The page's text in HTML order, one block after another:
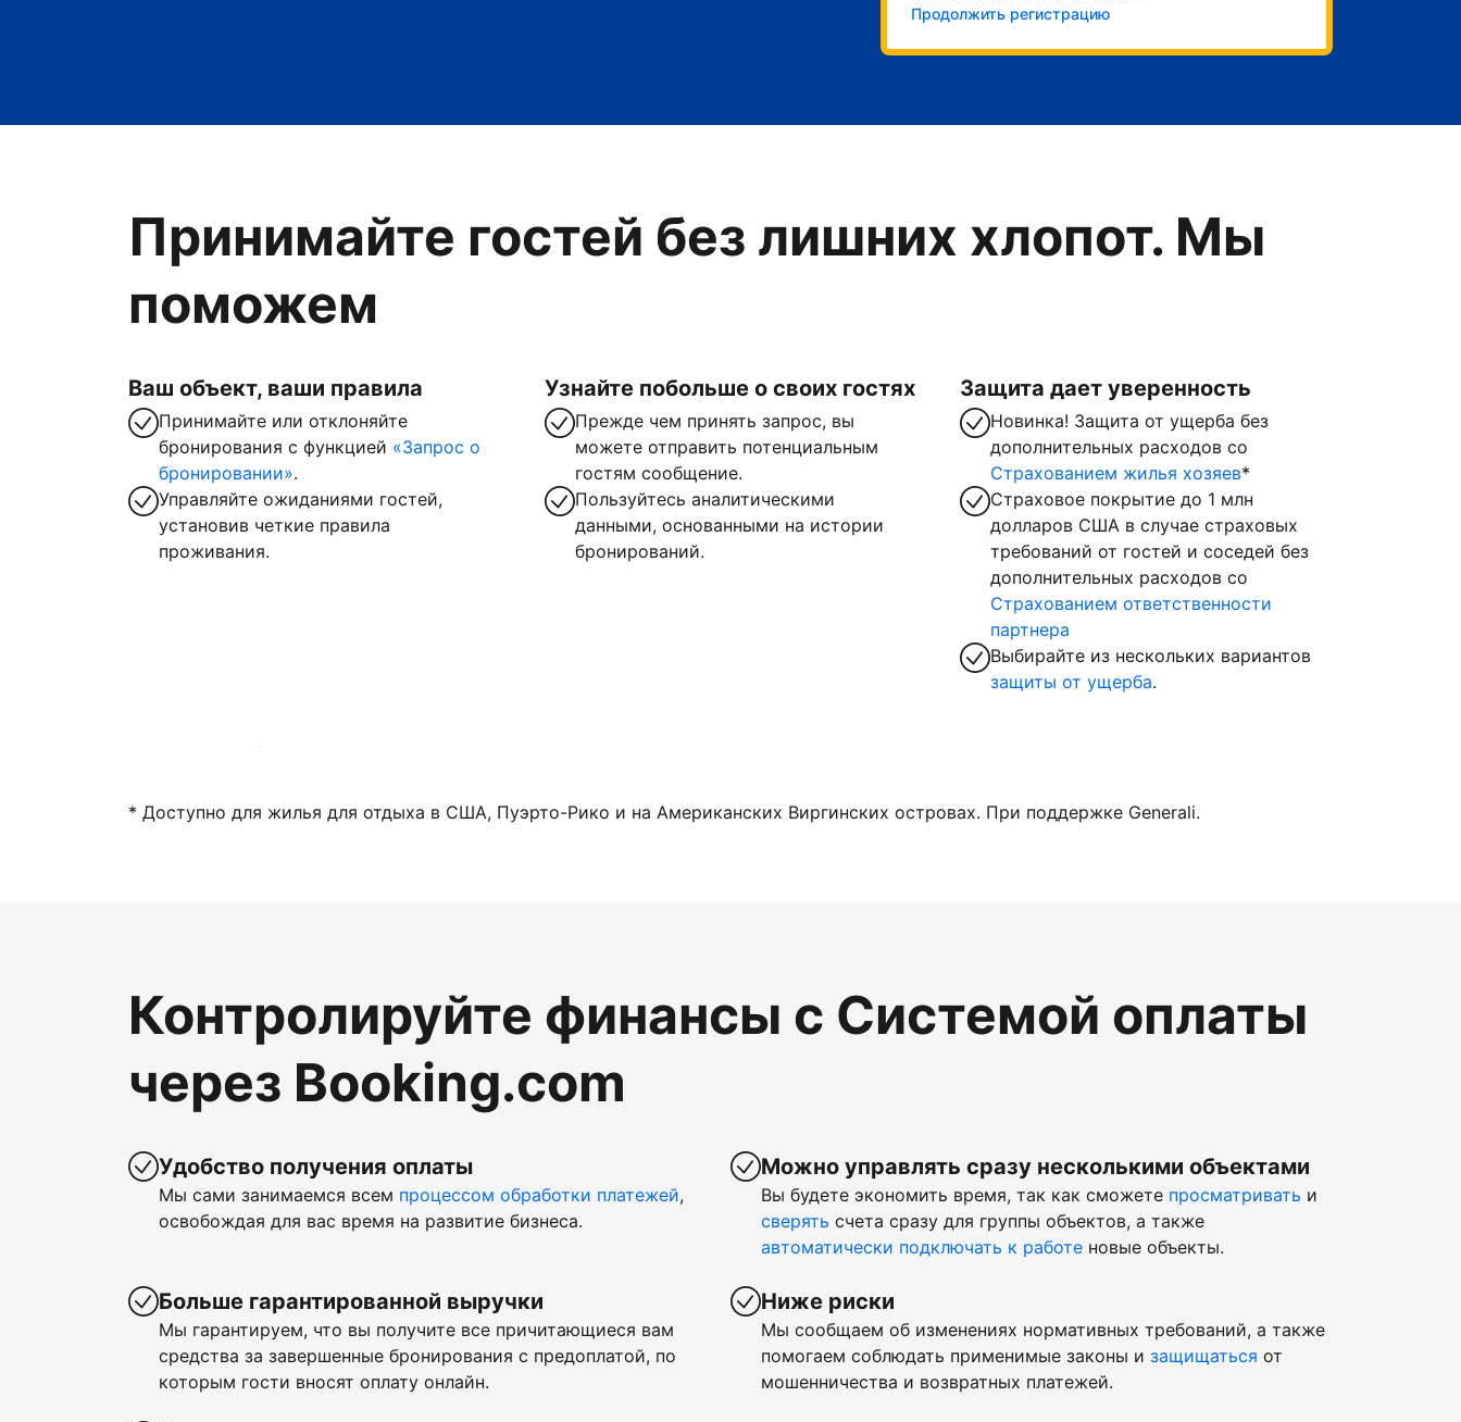
Продолжить регистрацию
Принимайте гостей без лишних хлопот. Мы
поможем
Ваш объект, ваши правила
Принимайте или отклоняйте
бронирования с функцией «Запрос о
бронировании».
Управляйте ожиданиями гостей,
установив четкие правила
проживания.
Узнайте побольше о своих гостях
Прежде чем принять запрос, вы
можете отправить потенциальным
гостям сообщение.
Пользуйтесь аналитическими
данными, основанными на истории
бронирований.
Защита дает уверенность
Новинка! Защита от ущерба без
дополнительных расходов со
Страхованием жилья хозяев*
Страховое покрытие до 1 млн
долларов США в случае страховых
требований от гостей и соседей без
дополнительных расходов со
Страхованием ответственности
партнера
Выбирайте из нескольких вариантов
защиты от ущерба.
Зарегистрировать объект
* Доступно для жилья для отдыха в США, Пуэрто-Рико и на Американских Виргинских островах. При поддержке Generali.
Контролируйте финансы с Системой оплаты
через Booking.com
Удобство получения оплаты
Мы сами занимаемся всем процессом обработки платежей,
освобождая для вас время на развитие бизнеса.
Больше гарантированной выручки
Мы гарантируем, что вы получите все причитающиеся вам
средства за завершенные бронирования с предоплатой, по
которым гости вносят оплату онлайн.
Можно управлять сразу несколькими объектами
Вы будете экономить время, так как сможете просматривать и
сверять счета сразу для группы объектов, а также
автоматически подключать к работе новые объекты.
Ниже риски
Мы сообщаем об изменениях нормативных требований, а также
помогаем соблюдать применимые законы и защищаться от
мошенничества и возвратных платежей.